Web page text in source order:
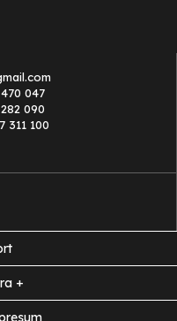
047
090
311 100
+